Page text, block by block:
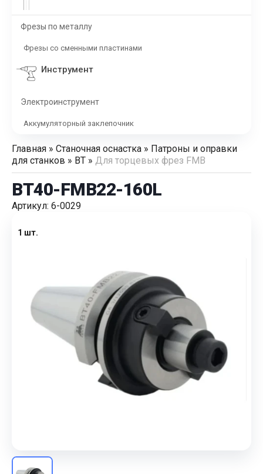
Фрезы по металлу
Фрезы со сменными пластинами
Инструмент
Электроинструмент
Аккумуляторный заклепочник
Главная » Станочная оснастка » Патроны и оправки
для станков » BT » Для торцевых фрез FMB
BT40-FMB22-160L
Артикул: 6-0029
1 шт.